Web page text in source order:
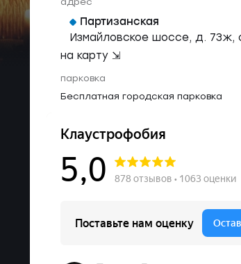
Партизанская
Измайловское шоссе, д. 73ж,
на карту ⇲
парковка
Бесплатная городская парковка